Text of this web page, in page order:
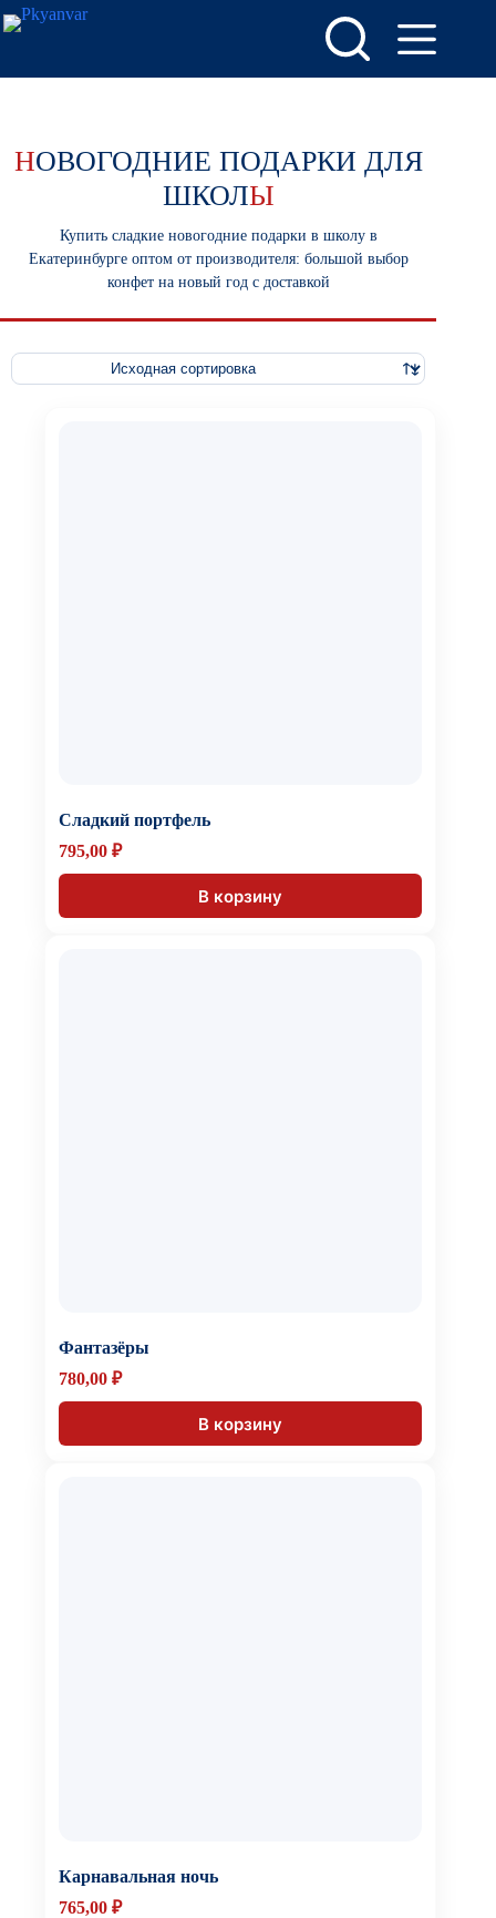
Перейти
к
НОВОГОДНИЕ ПОДАРКИ ДЛЯ
ШКОЛЫ
Купить сладкие новогодние подарки в школу в
Екатеринбурге оптом от производителя: большой выбор
конфет на новый год с доставкой
Сладкий портфель
795,00 ₽
В корзину
Фантазёры
780,00 ₽
В корзину
Карнавальная ночь
765,00 ₽